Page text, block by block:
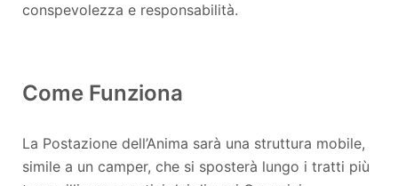
conspevolezza e responsabilità.
Come Funziona
La Postazione dell’Anima sarà una struttura mobile,
simile a un camper, che si sposterà lungo i tratti più